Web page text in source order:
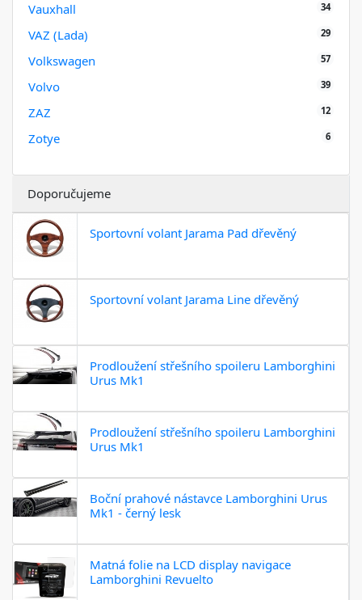
Vauxhall 34
VAZ (Lada) 29
Volkswagen 57
Volvo 39
ZAZ 12
Zotye 6
Doporučujeme
Sportovní volant Jarama Pad dřevěný
Sportovní volant Jarama Line dřevěný
Prodloužení střešního spoileru Lamborghini
Urus Mk1
Prodloužení střešního spoileru Lamborghini
Urus Mk1
Boční prahové nástavce Lamborghini Urus
Mk1 - černý lesk
Matná folie na LCD display navigace
Lamborghini Revuelto